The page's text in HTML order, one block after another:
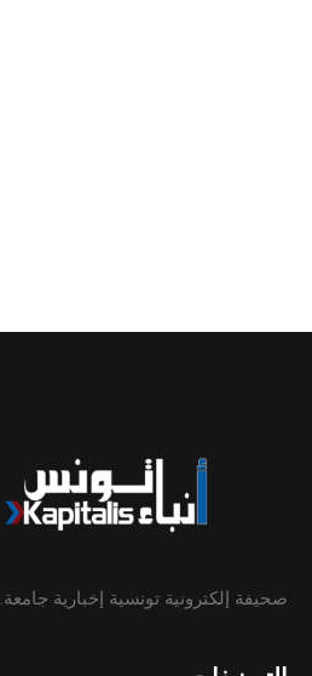
صحيفة إلكترونية تونسية إخبارية جامعة.